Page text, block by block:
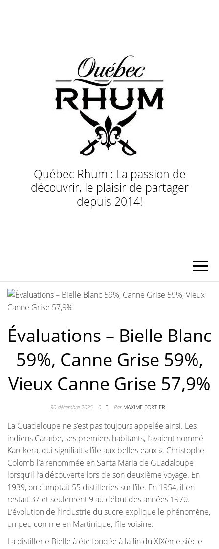
Québec Rhum : La passion de
découvrir, le plaisir de partager
depuis 2014!
Évaluations – Bielle Blanc
59%, Canne Grise 59%,
Vieux Canne Grise 57,9%
30 décembre 2025 0 Par MAXIME FORTIER
La Guadeloupe ne s’est pas toujours appelée ainsi. Les
indiens Caraïbe, ses premiers habitants, l’avaient nommé
Karukera, qui signifiait « l’île aux belles eaux ». Christophe
Colomb l’a renommée en Santa Maria de Guadaloupe
lorsqu’il l’a découverte lors de son deuxième voyage. En
1939, on comptait 55 distilleries sur l’île. En 1954, il en
restait 37 et seulement 9 au début des années 1970.
L’évolution de l’industrie du sucre explique le phénomène,
un peu comme en Martinique, l’île voisine.
La distillerie Bielle à été fondée à la fin du XIXème siècle